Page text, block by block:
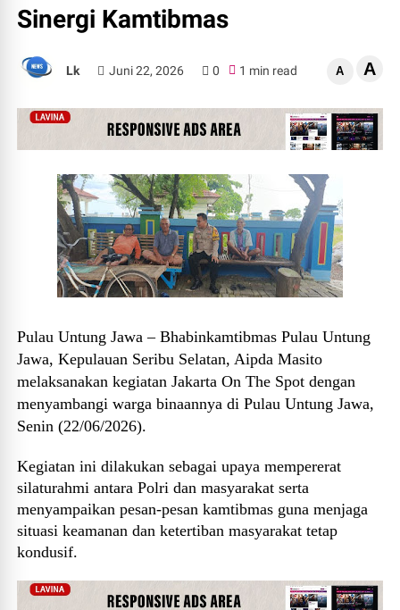
Sinergi Kamtibmas
Lk Juni 22, 2026 0 1 min read A A
Pulau Untung Jawa – Bhabinkamtibmas Pulau Untung
Jawa, Kepulauan Seribu Selatan, Aipda Masito
melaksanakan kegiatan Jakarta On The Spot dengan
menyambangi warga binaannya di Pulau Untung Jawa,
Senin (22/06/2026).
Kegiatan ini dilakukan sebagai upaya mempererat
silaturahmi antara Polri dan masyarakat serta
menyampaikan pesan-pesan kamtibmas guna menjaga
situasi keamanan dan ketertiban masyarakat tetap
kondusif.